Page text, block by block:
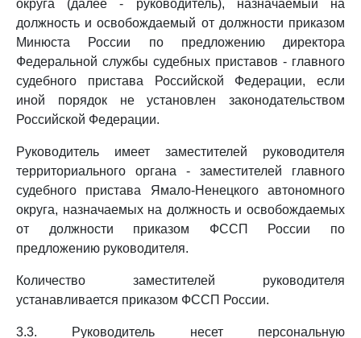
округа (далее - руководитель), назначаемый на
должность и освобождаемый от должности приказом
Минюста России по предложению директора
Федеральной службы судебных приставов - главного
судебного пристава Российской Федерации, если
иной порядок не установлен законодательством
Российской Федерации.
Руководитель имеет заместителей руководителя
территориального органа - заместителей главного
судебного пристава Ямало-Ненецкого автономного
округа, назначаемых на должность и освобождаемых
от должности приказом ФССП России по
предложению руководителя.
Количество заместителей руководителя
устанавливается приказом ФССП России.
3.3. Руководитель несет персональную